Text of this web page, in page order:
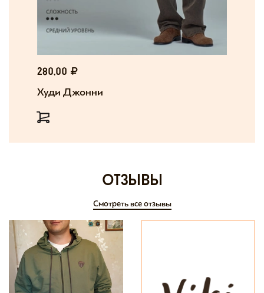
280,00
Худи Джонни
отзывы
Смотреть все отзывы